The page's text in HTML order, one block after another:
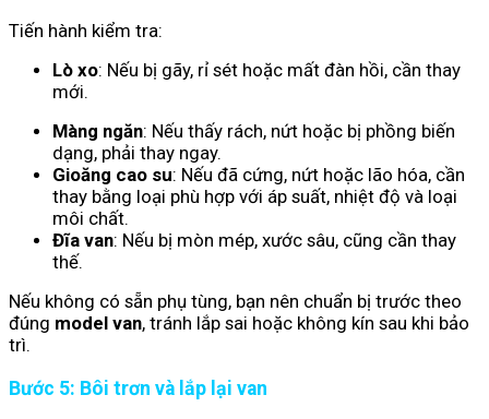
Tiến hành kiểm tra:
Lò xo: Nếu bị gãy, rỉ sét hoặc mất đàn hồi, cần thay
mới.
Màng ngăn: Nếu thấy rách, nứt hoặc bị phồng biến
dạng, phải thay ngay.
Gioăng cao su: Nếu đã cứng, nứt hoặc lão hóa, cần
thay bằng loại phù hợp với áp suất, nhiệt độ và loại
môi chất.
Đĩa van: Nếu bị mòn mép, xước sâu, cũng cần thay
thế.
Nếu không có sẵn phụ tùng, bạn nên chuẩn bị trước theo
đúng model van, tránh lắp sai hoặc không kín sau khi bảo
trì.
Bước 5: Bôi trơn và lắp lại van